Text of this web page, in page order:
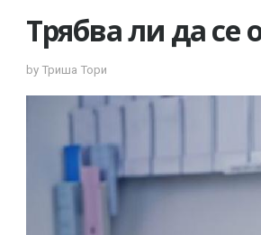
Трябва ли да се
by Триша Тори